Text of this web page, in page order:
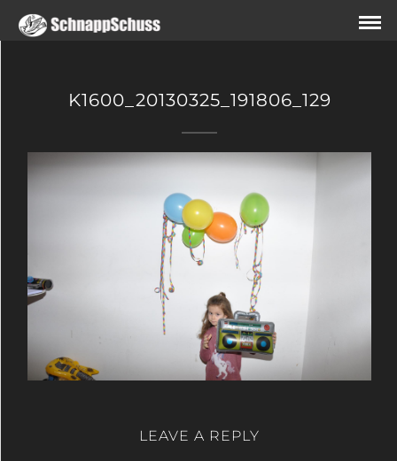
K1600_20130325_191806_129
LEAVE A REPLY